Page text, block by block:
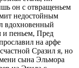
он с отвращеньем
недостойным
вдохновенный
и пеньем, Пред
на арфе
Сразил я, но
сына Эльмора